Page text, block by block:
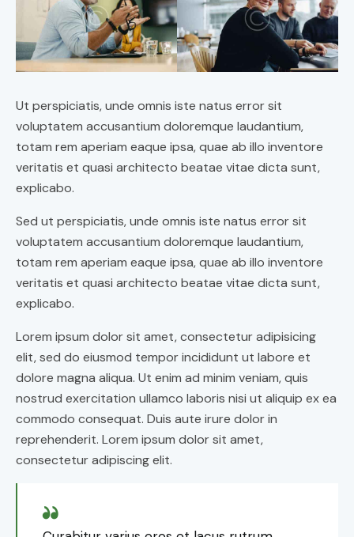
Ut perspiciatis, unde omnis iste natus error sit
voluptatem accusantium doloremque laudantium,
totam rem aperiam eaque ipsa, quae ab illo inventore
veritatis et quasi architecto beatae vitae dicta sunt,
explicabo.
Sed ut perspiciatis, unde omnis iste natus error sit
voluptatem accusantium doloremque laudantium,
totam rem aperiam eaque ipsa, quae ab illo inventore
veritatis et quasi architecto beatae vitae dicta sunt,
explicabo.
Lorem ipsum dolor sit amet, consectetur adipisicing
elit, sed do eiusmod tempor incididunt ut labore et
dolore magna aliqua. Ut enim ad minim veniam, quis
nostrud exercitation ullamco laboris nisi ut aliquip ex ea
commodo consequat. Duis aute irure dolor in
reprehenderit. Lorem ipsum dolor sit amet,
consectetur adipiscing elit.